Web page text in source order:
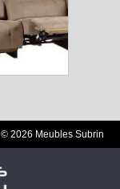
© 2026 Meubles Subrin